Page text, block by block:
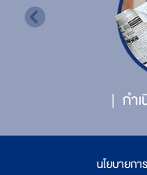
กำ
นโยบายก